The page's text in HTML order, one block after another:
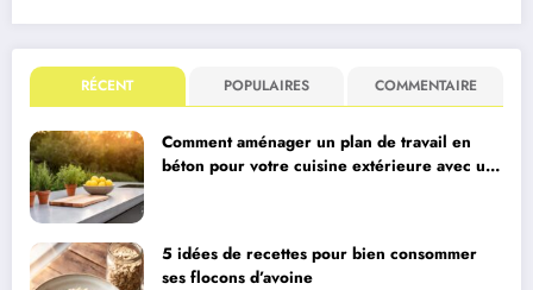
RÉCENT POPULAIRES COMMENTAIRE
Comment aménager un plan de travail en
béton pour votre cuisine extérieure avec un
5 idées de recettes pour bien consommer
ses flocons d’avoine